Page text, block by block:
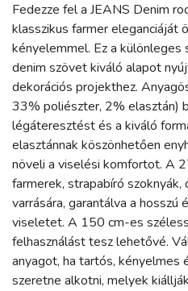
Fedezze fel a JEANS Denim
klasszikus farmer eleganciáját
kényelemmel. Ez a különleges
denim szövet kiváló alapot
dekorációs projekthez.
33% poliészter, 2% elasztán)
légáteresztést és a kiváló
elasztánnak köszönhetően
növeli a viselési komfortot. A
farmerek, strapabíró
varrására, garantálva a
viseletet. A 150 cm-es
felhasználást tesz lehetővé.
anyagot, ha tartós, kényelmes
szeretne alkotni, melyek